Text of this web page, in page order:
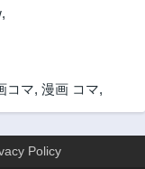
,
コマ, 漫画 コマ,
Policy